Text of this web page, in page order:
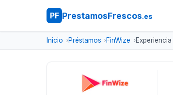
PF PrestamosFrescos.es
Inicio Préstamos FinWize Experiencia